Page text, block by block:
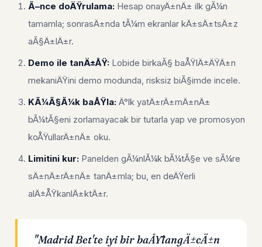
Ã–nce doÄŸrulama: Hesap onayÄ±nÄ± ilk gÃ¼n
tamamla; sonrasÄ±nda tÃ¼m ekranlar kÄ±sÄ±tsÄ±z
aÃ§Ä±lÄ±r.
Demo ile tanÄ±ÅŸ: Lobide birkaÃ§ baÅŸlÄ±ÄŸÄ±n
mekaniÄŸini demo modunda, risksiz biÃ§imde incele.
KÃ¼Ã§Ã¼k baÅŸla: Ä°lk yatÄ±rÄ±mÄ±nÄ±
bÃ¼tÃ§eni zorlamayacak bir tutarla yap ve promosyon
koÅŸullarÄ±nÄ± oku.
Limitini kur: Panelden gÃ¼nlÃ¼k bÃ¼tÃ§e ve sÃ¼re
sÄ±nÄ±rÄ±nÄ± tanÄ±mla; bu, en deÄŸerli
alÄ±ÅŸkanlÄ±ktÄ±r.
"Madrid Bet'te iyi bir baÅŸlangÄ±cÄ±n